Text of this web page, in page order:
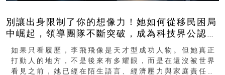
別讓出身限制了你的想像力！她如何從移民困局
中崛起，領導團隊不斷突破，成為科技界公認的
「教母」？
如果只看履歷，李飛飛像是天才型成功人物。但她真正
打動人的地方，不是後來有多耀眼，而是在還沒被世界
看見之前，她已經在陌生語言、經濟壓力與家庭責任之